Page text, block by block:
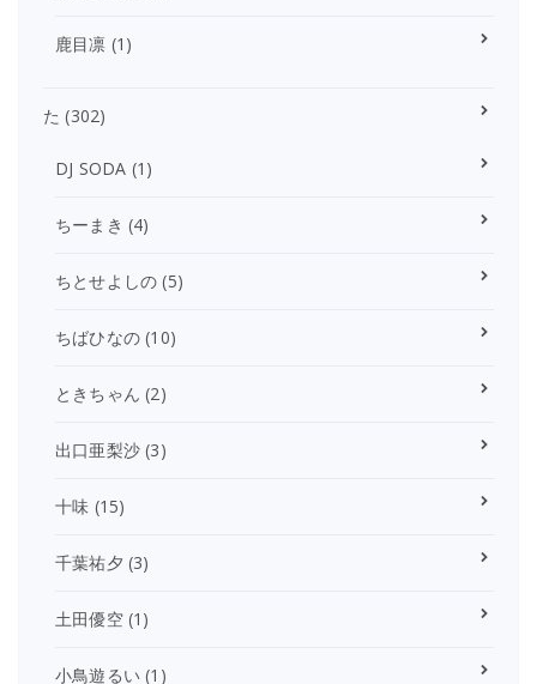
鹿目凛 (1)
た (302)
DJ SODA (1)
ちーまき (4)
ちとせよしの (5)
ちばひなの (10)
ときちゃん (2)
出口亜梨沙 (3)
十味 (15)
千葉祐夕 (3)
土田優空(1)
小鳥遊るい (1)